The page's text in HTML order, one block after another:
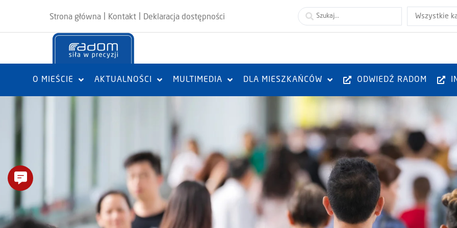
Strona główna Kontakt Deklaracja dostępności Wszystkie
O MIEŚCIE AKTUALNOŚCI MULTIMEDIA DLA MIESZKAŃCÓW ODWIEDŹ RADOM